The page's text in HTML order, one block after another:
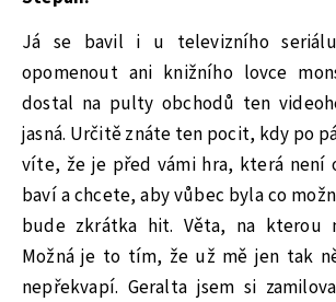
Já se bavil i u televizního
opomenout ani knižního lovce
dostal na pulty obchodů ten
jasná. Určitě znáte ten pocit, kdy po
víte, že je před vámi hra, která není
baví a chcete, aby vůbec byla co
bude zkrátka hit. Věta, na kterou
Možná je to tím, že už mě jen tak
nepřekvapí. Geralta jsem si